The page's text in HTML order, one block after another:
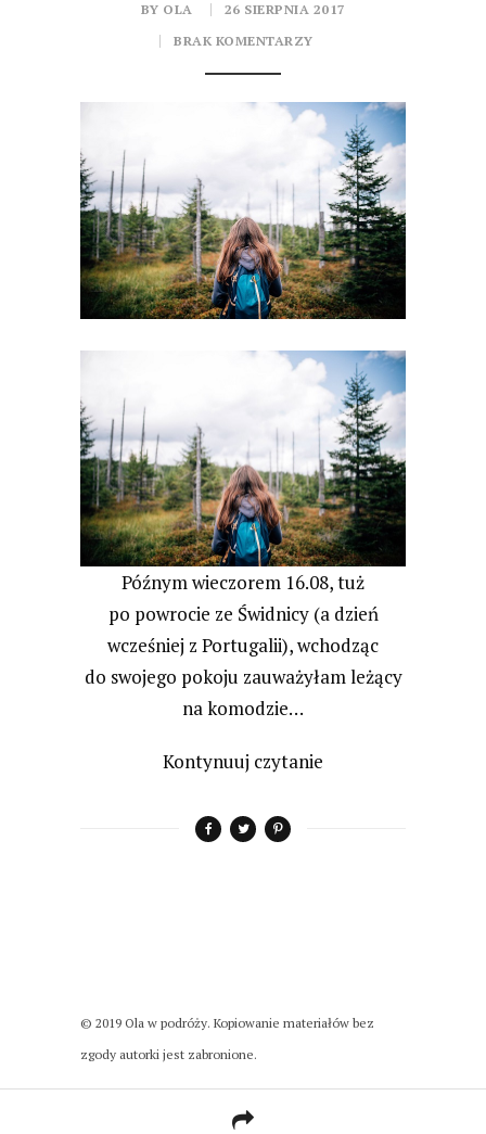
BY OLA
26 SIERPNIA 2017
BRAK KOMENTARZY
Późnym wieczorem 16.08, tuż
po powrocie ze Świdnicy (a dzień
wcześniej z Portugalii), wchodząc
do swojego pokoju zauważyłam leżący
na komodzie…
Kontynuuj czytanie
© 2019 Ola w podróży. Kopiowanie materiałów bez
zgody autorki jest zabronione.